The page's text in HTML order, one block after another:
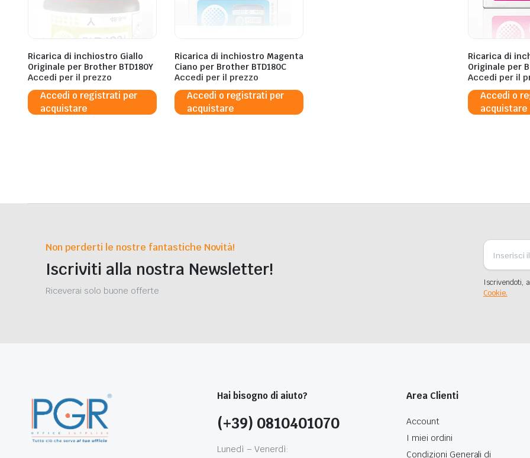
Ricarica di inchiostro Giallo
Originale per Brother BTD180Y
Accedi per il prezzo
Accedi o registrati per
acquistare
Ricarica di inchiostro Magenta
Ciano per Brother BTD180C
Accedi per il prezzo
Accedi o registrati per
acquistare
Ricarica di
Originale per
Accedi per il
Accedi o
acquistare
Non perderti le nostre fantastiche Novità!
Iscriviti alla nostra Newsletter!
Riceverai solo buone offerte
Iscrivendoti,
Cookie.
Hai bisogno di aiuto?
(+39) 0810401070
Lunedì – Venerdì:
Area Clienti
Account
I miei ordini
Condizioni Generali di